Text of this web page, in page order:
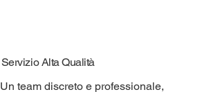
Servizio Alta Qualità
Un team discreto e professionale,